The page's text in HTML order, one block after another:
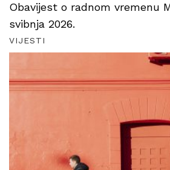
Obavijest o radnom vremenu
svibnja 2026.
VIJESTI